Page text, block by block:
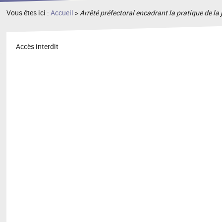
Vous êtes ici :Accueil >Arrêté préfectoral encadrant la pratique de la
Accès interdit